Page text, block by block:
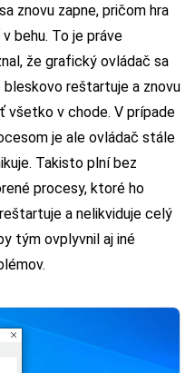
znovu zapne, pričom hra
behu. To je práve
že grafický ovládač sa
reštartuje a znovu
všetko v chode. V prípade
je ale ovládač stále
Takisto plní bez
procesy, ktoré ho
a nelikviduje celý
tým ovplyvnil aj iné